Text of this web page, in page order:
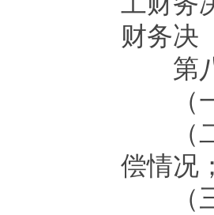
财务决
第八
（一
（二
偿情况
（三